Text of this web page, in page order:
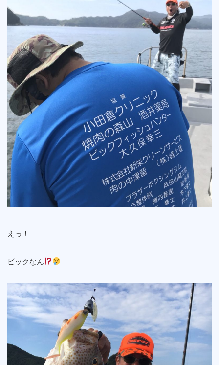
えっ！
ビックなん